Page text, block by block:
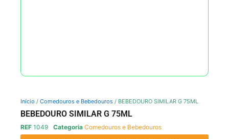
Início / Comedouros e Bebedouros / BEBEDOURO SIMILAR G 75ML
BEBEDOURO SIMILAR G 75ML
REF 1049 Categoria Comedouros e Bebedouros